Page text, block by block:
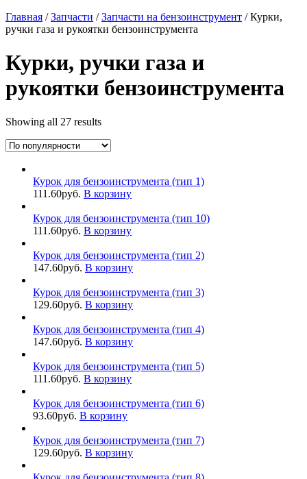
Главная /Запчасти /Запчасти на бензоинструмент / Курки,
ручки газа и рукоятки бензоинструмента
Курки, ручки газа и
рукоятки бензоинструмента
Showing all 27 results
Курок для бензоинструмента (тип 1)
111.60руб. В корзину
Курок для бензоинструмента (тип 10)
111.60руб. В корзину
Курок для бензоинструмента (тип 2)
147.60руб. В корзину
Курок для бензоинструмента (тип 3)
129.60руб. В корзину
Курок для бензоинструмента (тип 4)
147.60руб. В корзину
Курок для бензоинструмента (тип 5)
111.60руб. В корзину
Курок для бензоинструмента (тип 6)
93.60руб. В корзину
Курок для бензоинструмента (тип 7)
129.60руб. В корзину